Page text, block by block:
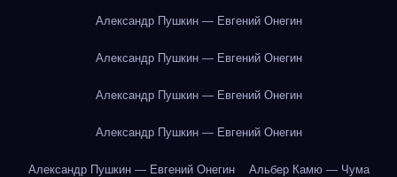
Александр Пушкин — Евгений Онегин
Александр Пушкин — Евгений Онегин
Александр Пушкин — Евгений Онегин
Александр Пушкин — Евгений Онегин
Александр Пушкин — Евгений Онегин Альбер Камю — Чума